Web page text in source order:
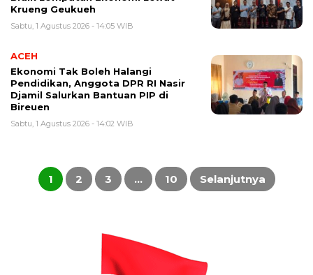
Krueng Geukueh
Sabtu, 1 Agustus 2026 - 14:05 WIB
ACEH
Ekonomi Tak Boleh Halangi
Pendidikan, Anggota DPR RI Nasir
Djamil Salurkan Bantuan PIP di
Bireuen
Sabtu, 1 Agustus 2026 - 14:02 WIB
Paginasi
pos
1 2 3 … 10 Selanjutnya